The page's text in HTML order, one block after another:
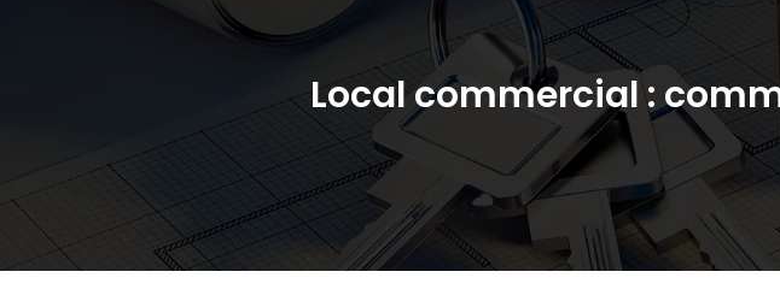
Local commercial :